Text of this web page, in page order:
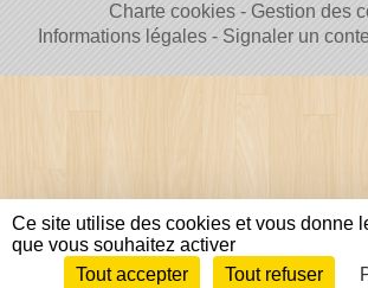
Charte cookies
Gestion des
Informations légales
Signaler un
Envie de participer ?
Ce site utilise des cookies et vous donne
que vous souhaitez activer
Tout accepter
Tout refuser